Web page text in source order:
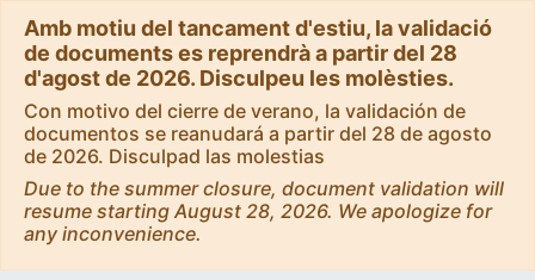
Amb motiu del tancament d'estiu, la validació
de documents es reprendrà a partir del 28
d'agost de 2026. Disculpeu les molèsties.
Con motivo del cierre de verano, la validación de
documentos se reanudará a partir del 28 de agosto
de 2026. Disculpad las molestias
Due to the summer closure, document validation will
resume starting August 28, 2026. We apologize for
any inconvenience.